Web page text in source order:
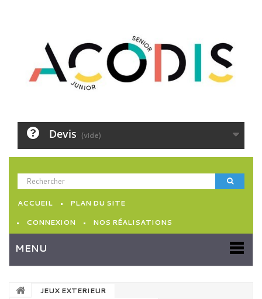
Devis (vide)
ACCUEIL
PLAN DU SITE
CONNEXION
NOS RÉALISATIONS
MENU
JEUX EXTERIEUR